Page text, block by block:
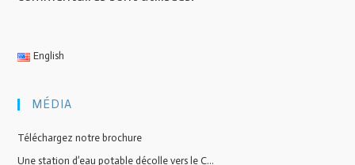
English
MÉDIA
Téléchargez notre brochure
Une station d’eau potable décolle vers le C...